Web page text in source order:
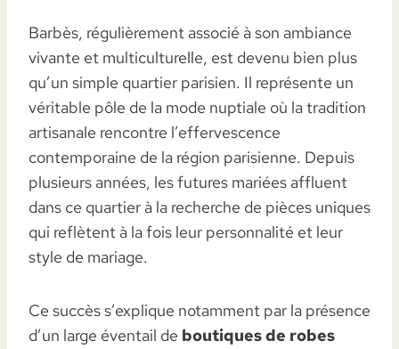
Barbès, régulièrement associé à son ambiance
vivante et multiculturelle, est devenu bien plus
qu’un simple quartier parisien. Il représente un
véritable pôle de la mode nuptiale où la tradition
artisanale rencontre l’effervescence
contemporaine de la région parisienne. Depuis
plusieurs années, les futures mariées affluent
dans ce quartier à la recherche de pièces uniques
qui reflètent à la fois leur personnalité et leur
style de mariage.
Ce succès s’explique notamment par la présence
d’un large éventail de boutiques de robes